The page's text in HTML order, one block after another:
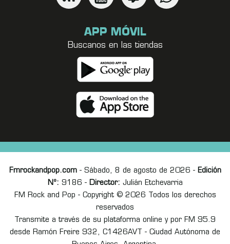
APP MÓVIL
Buscanos en las tiendas
Fmrockandpop.com- Sábado, 8 de agosto de 2026 - Edición
Nº: 9186 - Director: Julián Etchevarria
FM Rock and Pop - Copyright © 2026 Todos los derechos
reservados
Transmite a través de su plataforma online y por FM 95.9
desde Ramón Freire 932, C1426AVT - Ciudad Autónoma de